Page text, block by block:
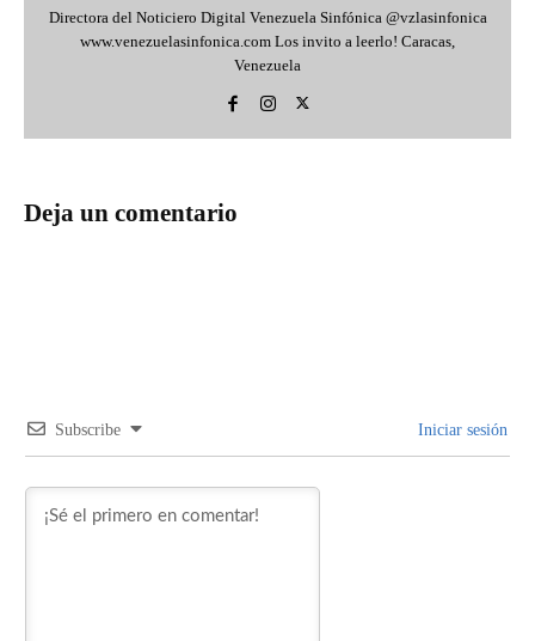
Directora del Noticiero Digital Venezuela Sinfónica @vzlasinfonica
www.venezuelasinfonica.com Los invito a leerlo! Caracas,
Venezuela
Deja un comentario
Subscribe Iniciar sesión